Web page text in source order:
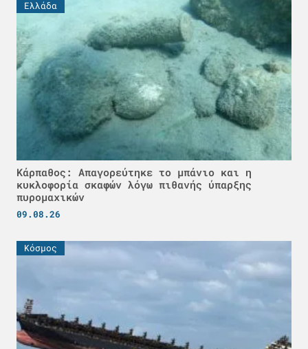
Ελλάδα
Κάρπαθος: Απαγορεύτηκε το μπάνιο και η
κυκλοφορία σκαφών λόγω πιθανής ύπαρξης
πυρομαχικών
09.08.26
Κόσμος